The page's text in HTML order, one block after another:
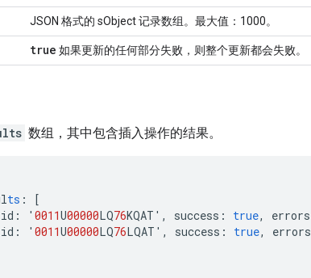
JSON 格式的 sObject 记录数组。最大值：1000。
true 如果更新的任何部分失败，则整个更新都会失败。
数组，其中包含插入操作的结果。
ts :
[
id : ' 0011U00000LQ76KQAT' , success : true, errors
id : ' 0011U00000LQ76LQAT' , success : true, errors